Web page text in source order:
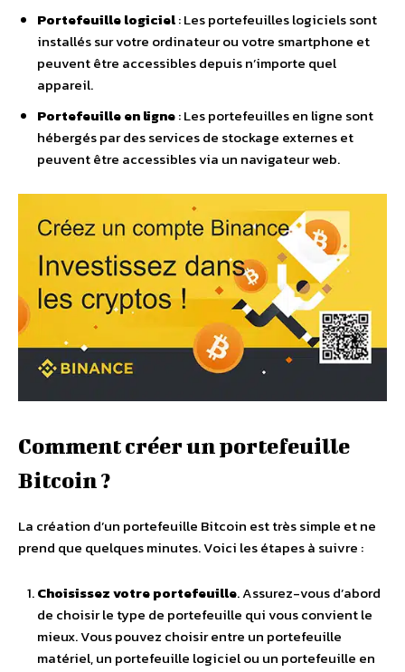
Portefeuille logiciel: Les portefeuilles logiciels sont
installés sur votre ordinateur ou votre smartphone et
peuvent être accessibles depuis n’importe quel
appareil.
Portefeuille en ligne: Les portefeuilles en ligne sont
hébergés par des services de stockage externes et
peuvent être accessibles via un navigateur web.
Comment créer un portefeuille
Bitcoin ?
La création d’un portefeuille Bitcoin est très simple et ne
prend que quelques minutes. Voici les étapes à suivre :
Choisissez votre portefeuille. Assurez-vous d’abord
de choisir le type de portefeuille qui vous convient le
mieux. Vous pouvez choisir entre un portefeuille
matériel, un portefeuille logiciel ou un portefeuille en